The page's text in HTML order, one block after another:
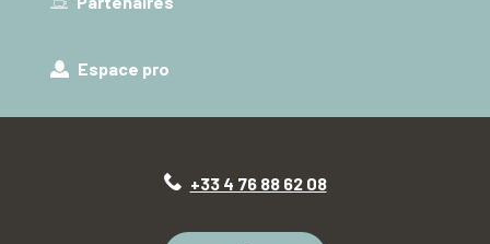
Espace pro
+33 4 76 88 62 08